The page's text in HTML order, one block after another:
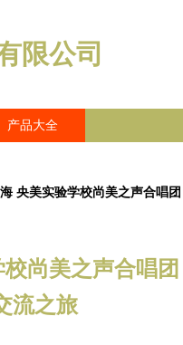
限公司
产品大全
央美实验学校尚美之声合唱团
尚美之声合唱团
流之旅